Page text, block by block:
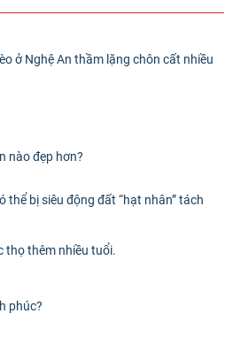
ở Nghệ An thầm lặng chôn cất nhiều
nào đẹp hơn?
thể bị siêu động đất “hạt nhân” tách
thọ thêm nhiều tuổi.
phúc?